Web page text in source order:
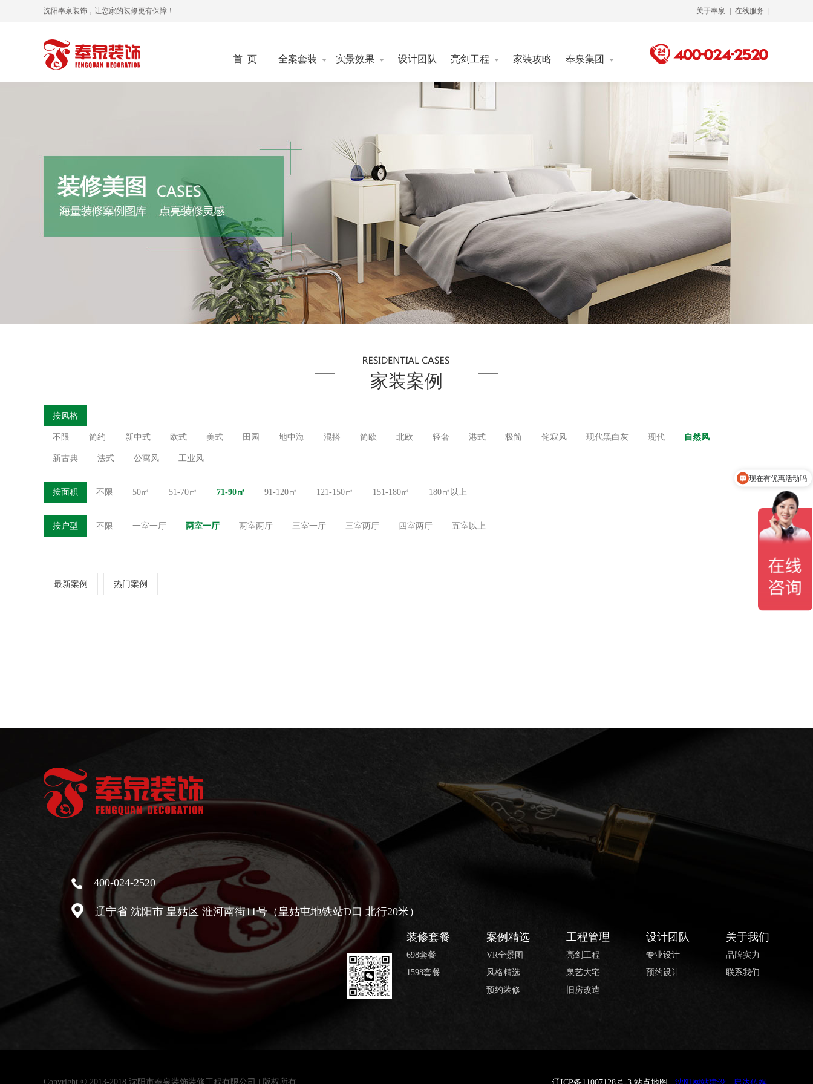
沈阳奉泉装饰，让您家的装修更有保障！ 关于奉泉 在线服务
首 页 全案套装 实景效果 设计团队 亮剑工程 家装攻略 奉泉集团
家装案例
按风格
不限 简约 新中式 欧式 美式 田园 地中海 混搭 简欧 北欧 轻奢 港式 极简 侘寂风 现代黑白灰 现代 自然风
新古典 法式 公寓风 工业风
按面积 不限 50㎡ 51-70㎡ 71-90㎡ 91-120㎡ 121-150㎡ 151-180㎡ 180㎡以上
按户型 不限 一室一厅 两室一厅 两室两厅 三室一厅 三室两厅 四室两厅 五室以上
最新案例 热门案例
400-024-2520
辽宁省 沈阳市 皇姑区 淮河南街11号（皇姑屯地铁站D口 北行20米）
装修套餐
698套餐
1598套餐
案例精选
VR全景图
风格精选
预约装修
工程管理
亮剑工程
泉艺大宅
旧房改造
设计团队
专业设计
预约设计
关于我们
品牌实力
联系我们
Copyright © 2013-2018 沈阳市奉泉装饰装修工程有限公司 | 版权所有
可以介绍下你们的产品么